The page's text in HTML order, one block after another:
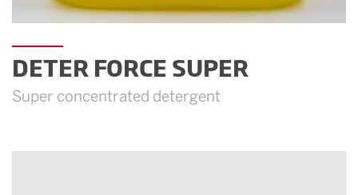
DETER FORCE SUPER
Super concentrated detergent